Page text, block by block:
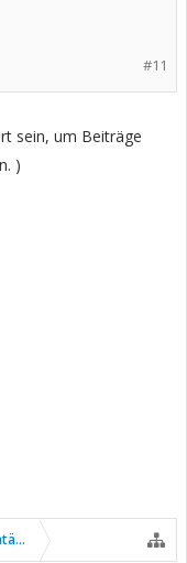
#11
sein, um Beiträge
)
u. Alternativmedizin